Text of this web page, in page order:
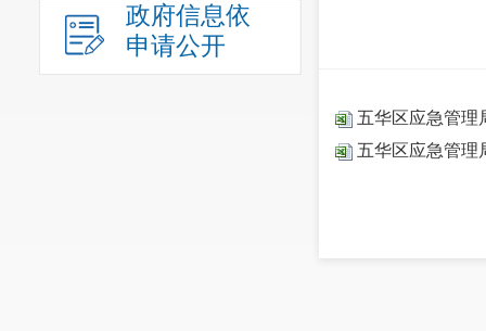
政府信息依
申请公开
五华区应急管理
五华区应急管理